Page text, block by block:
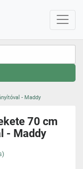
- Maddy
70 cm
- Maddy